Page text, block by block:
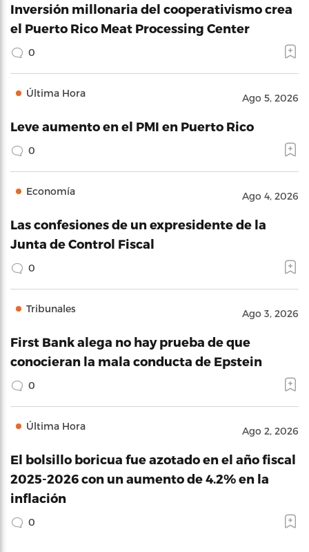
Inversión millonaria del cooperativismo crea
el Puerto Rico Meat Processing Center
0
Última Hora Ago 5, 2026
Leve aumento en el PMI en Puerto Rico
0
Economía Ago 4, 2026
Las confesiones de un expresidente de la
Junta de Control Fiscal
0
Tribunales Ago 3, 2026
First Bank alega no hay prueba de que
conocieran la mala conducta de Epstein
0
Última Hora Ago 2, 2026
El bolsillo boricua fue azotado en el año fiscal
2025-2026 con un aumento de 4.2% en la
inflación
0